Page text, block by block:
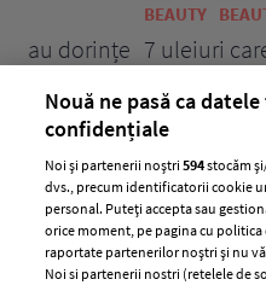
BEAUTY TIPS
7 uleiuri care
Nouă ne pasă ca
confidențiale
Noi și partenerii noștri594stocăm
dvs., precum identificatorii cookie
personal. Puteți accepta sau
orice moment, pe pagina cu
raportate partenerilor noștri și nu
Noi si partenerii nostri (retelele de